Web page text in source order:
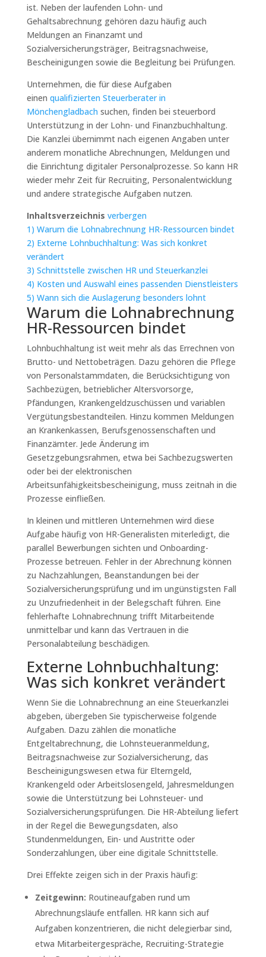
ist. Neben der laufenden Lohn- und
Gehaltsabrechnung gehören dazu häufig auch
Meldungen an Finanzamt und
Sozialversicherungsträger, Beitragsnachweise,
Bescheinigungen sowie die Begleitung bei Prüfungen.
Unternehmen, die für diese Aufgaben
einen qualifizierten Steuerberater in
Mönchengladbach suchen, finden bei steuerbord
Unterstützung in der Lohn- und Finanzbuchhaltung.
Die Kanzlei übernimmt nach eigenen Angaben unter
anderem monatliche Abrechnungen, Meldungen und
die Einrichtung digitaler Personalprozesse. So kann HR
wieder mehr Zeit für Recruiting, Personalentwicklung
und andere strategische Aufgaben nutzen.
Inhaltsverzeichnis verbergen
1) Warum die Lohnabrechnung HR-Ressourcen bindet
2) Externe Lohnbuchhaltung: Was sich konkret
verändert
3) Schnittstelle zwischen HR und Steuerkanzlei
4) Kosten und Auswahl eines passenden Dienstleisters
5) Wann sich die Auslagerung besonders lohnt
Warum die Lohnabrechnung
HR-Ressourcen bindet
Lohnbuchhaltung ist weit mehr als das Errechnen von
Brutto- und Nettobeträgen. Dazu gehören die Pflege
von Personalstammdaten, die Berücksichtigung von
Sachbezügen, betrieblicher Altersvorsorge,
Pfändungen, Krankengeldzuschüssen und variablen
Vergütungsbestandteilen. Hinzu kommen Meldungen
an Krankenkassen, Berufsgenossenschaften und
Finanzämter. Jede Änderung im
Gesetzgebungsrahmen, etwa bei Sachbezugswerten
oder bei der elektronischen
Arbeitsunfähigkeitsbescheinigung, muss zeitnah in die
Prozesse einfließen.
In kleinen und mittleren Unternehmen wird diese
Aufgabe häufig von HR-Generalisten miterledigt, die
parallel Bewerbungen sichten und Onboarding-
Prozesse betreuen. Fehler in der Abrechnung können
zu Nachzahlungen, Beanstandungen bei der
Sozialversicherungsprüfung und im ungünstigsten Fall
zu Unzufriedenheit in der Belegschaft führen. Eine
fehlerhafte Lohnabrechnung trifft Mitarbeitende
unmittelbar und kann das Vertrauen in die
Personalabteilung beschädigen.
Externe Lohnbuchhaltung:
Was sich konkret verändert
Wenn Sie die Lohnabrechnung an eine Steuerkanzlei
abgeben, übergeben Sie typischerweise folgende
Aufgaben. Dazu zählen die monatliche
Entgeltabrechnung, die Lohnsteueranmeldung,
Beitragsnachweise zur Sozialversicherung, das
Bescheinigungswesen etwa für Elterngeld,
Krankengeld oder Arbeitslosengeld, Jahresmeldungen
sowie die Unterstützung bei Lohnsteuer- und
Sozialversicherungsprüfungen. Die HR-Abteilung liefert
in der Regel die Bewegungsdaten, also
Stundenmeldungen, Ein- und Austritte oder
Sonderzahlungen, über eine digitale Schnittstelle.
Drei Effekte zeigen sich in der Praxis häufig:
Zeitgewinn: Routineaufgaben rund um
Abrechnungsläufe entfallen. HR kann sich auf
Aufgaben konzentrieren, die nicht delegierbar sind,
etwa Mitarbeitergespräche, Recruiting-Strategie